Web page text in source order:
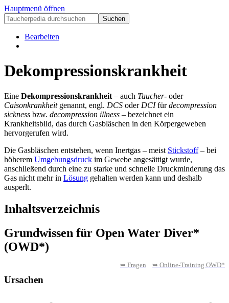
Hauptmenü öffnen
Bearbeiten
Dekompressionskrankheit
Eine Dekompressionskrankheit – auch Taucher- oder
Caisonkrankheitgenannt, engl. DCS oder DCIfürdecompression
sickness bzw. decompression illness – bezeichnet ein
Krankheitsbild, das durch Gasbläschen in den Körpergeweben
hervorgerufen wird.
Die Gasbläschen entstehen, wenn Inertgas – meist Stickstoff– bei
höherem Umgebungsdruck im Gewebe angesättigt wurde,
anschließend durch eine zu starke und schnelle Druckminderung das
Gas nicht mehr in Lösung gehalten werden kann und deshalb
ausperlt.
Inhaltsverzeichnis
Grundwissen für Open Water Diver*
(OWD*)
➥ Fragen ➥ Online-Training OWD*
Ursachen